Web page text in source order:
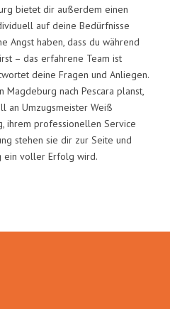
bietet dir außerdem einen
auf deine Bedürfnisse
Angst haben, dass du während
– das erfahrene Team ist
deine Fragen und Anliegen.
Magdeburg nach Pescara planst,
an Umzugsmeister Weiß
ihrem professionellen Service
stehen sie dir zur Seite und
ein voller Erfolg wird.